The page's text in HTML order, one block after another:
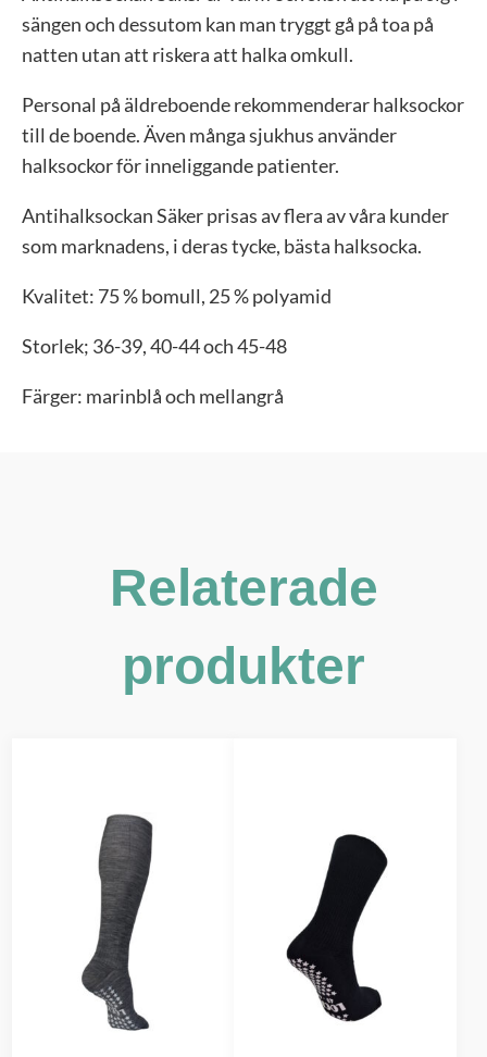
sängen och dessutom kan man tryggt gå på toa på
natten utan att riskera att halka omkull.
Personal på äldreboende rekommenderar halksockor
till de boende. Även många sjukhus använder
halksockor för inneliggande patienter.
Antihalksockan Säker prisas av flera av våra kunder
som marknadens, i deras tycke, bästa halksocka.
Kvalitet: 75 % bomull, 25 % polyamid
Storlek; 36-39, 40-44 och 45-48
Färger: marinblå och mellangrå
Relaterade
produkter